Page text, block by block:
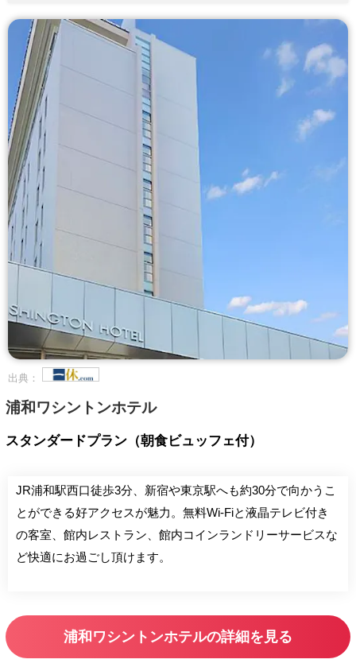
出典：
浦和ワシントンホテル
スタンダードプラン（朝食ビュッフェ付）
JR浦和駅西口徒歩3分、新宿や東京駅へも約30分で向かうこ
とができる好アクセスが魅力。無料Wi-Fiと液晶テレビ付き
の客室、館内レストラン、館内コインランドリーサービスな
ど快適にお過ごし頂けます。
浦和ワシントンホテルの詳細を見る